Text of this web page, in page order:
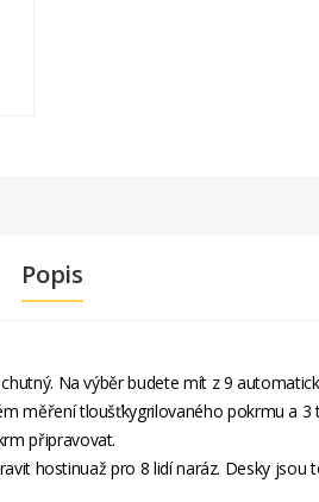
Popis
Na výběr budete mít z 9
měření tloušťkygrilovaného pokrmu a 3
připravovat.
hostinuaž pro 8 lidí naráz. Desky jsou